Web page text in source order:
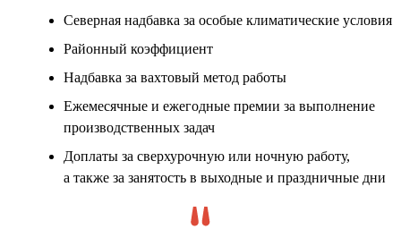
Северная надбавка за особые климатические условия
Районный коэффициент
Надбавка за вахтовый метод работы
Ежемесячные и ежегодные премии за выполнение
производственных задач
Доплаты за сверхурочную или ночную работу,
а также за занятость в выходные и праздничные дни